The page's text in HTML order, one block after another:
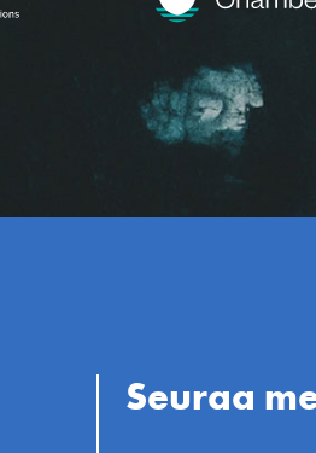
Seuraa